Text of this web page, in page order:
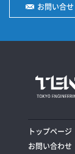
お問い合せ
トップページ
お問い合わせ